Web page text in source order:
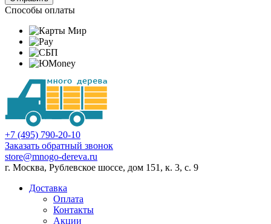
Способы оплаты
+7 (495) 790-20-10
Заказать обратный звонок
store@mnogo-dereva.ru
г. Москва, Рублевское шоссе, дом 151, к. 3, с. 9
Доставка
Оплата
Контакты
Акции